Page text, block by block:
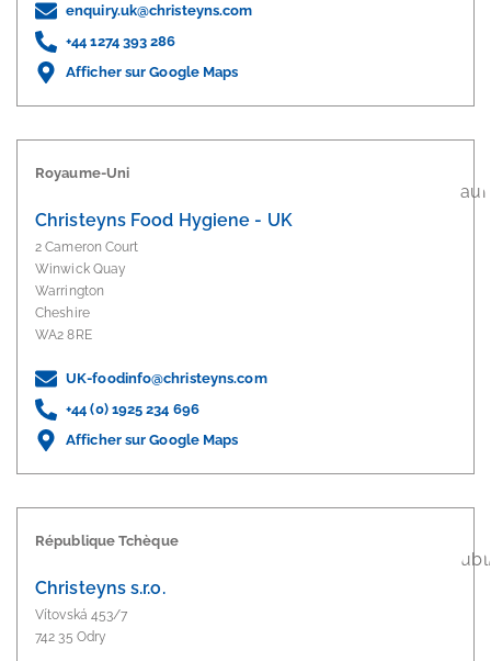
enquiry.uk@christeyns.com
+44 1274 393 286
Afficher sur Google Maps
Royaume-Uni
Christeyns Food Hygiene - UK
2 Cameron Court
Winwick Quay
Warrington
Cheshire
WA2 8RE
UK-foodinfo@christeyns.com
+44 (0) 1925 234 696
Afficher sur Google Maps
République Tchèque
Christeyns s.r.o.
Vítovská 453/7
742 35 Odry